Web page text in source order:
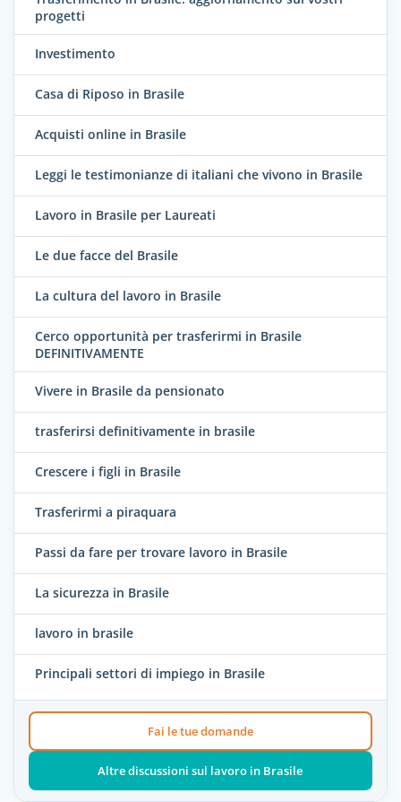
progetti
Investimento
Casa di Riposo in Brasile
Acquisti online in Brasile
Leggi le testimonianze di italiani che vivono in Brasile
Lavoro in Brasile per Laureati
Le due facce del Brasile
La cultura del lavoro in Brasile
Cerco opportunità per trasferirmi in Brasile
DEFINITIVAMENTE
Vivere in Brasile da pensionato
trasferirsi definitivamente in brasile
Crescere i figli in Brasile
Trasferirmi a piraquara
Passi da fare per trovare lavoro in Brasile
La sicurezza in Brasile
lavoro in brasile
Principali settori di impiego in Brasile
Fai le tue domande
Altre discussioni sul lavoro in Brasile